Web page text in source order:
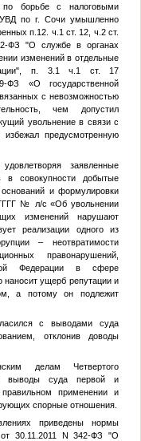
по борьбе с налоговыми
по г. Сочи умышленно
п.12. ч.1 ст. 12, ч.2 ст.
ФЗ "О службе в органах
изменений в отдельные
п. 3.1 ч.1 ст. 17
ФЗ «О государственной
с невозможностью
чем допустил
увольнение в связи с
предусмотренную
заявленные
в совокупности добытые
оснований и формулировки
№
л/с «Об увольнении
изменений нарушают
реализации одного из
– неотвратимости
правонарушений,
Федерации в сфере
наносит ущерб репутации и
а потому он подлежит
с выводами суда
отклонив доводы
делам Четвертого
выводы суда первой и
применении и
спорные отношения.
приведены нормы
от 30.11.2011 N 342-ФЗ "О